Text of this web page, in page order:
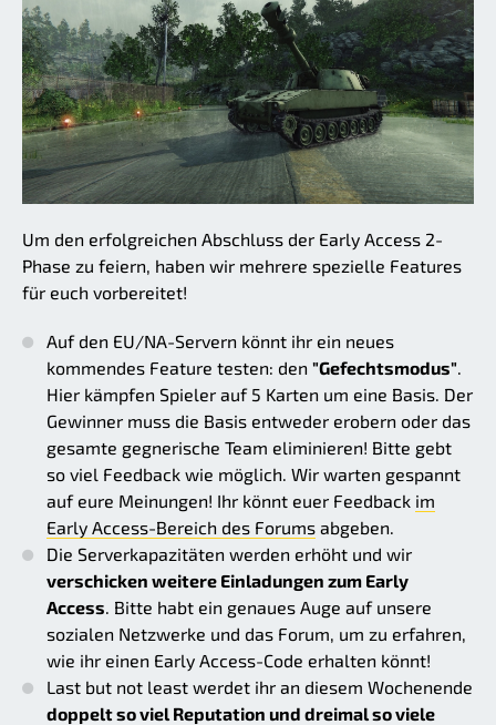
Um den erfolgreichen Abschluss der Early Access 2-
Phase zu feiern, haben wir mehrere spezielle Features
für euch vorbereitet!
Auf den EU/NA-Servern könnt ihr ein neues
kommendes Feature testen: den "Gefechtsmodus"
Hier kämpfen Spieler auf 5 Karten um eine Basis. Der
Gewinner muss die Basis entweder erobern oder das
gesamte gegnerische Team eliminieren! Bitte gebt
so viel Feedback wie möglich. Wir warten gespannt
auf eure Meinungen! Ihr könnt euer Feedback im
Early Access-Bereich des Forums abgeben.
Die Serverkapazitäten werden erhöht und wir
verschicken weitere Einladungen zum Early
Access . Bitte habt ein genaues Auge auf unsere
sozialen Netzwerke und das Forum, um zu erfahren,
wie ihr einen Early Access-Code erhalten könnt!
Last but not least werdet ihr an diesem Wochenende
doppelt so viel Reputation und dreimal so viele